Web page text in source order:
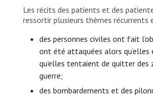
L’équipe du service des soins
du train médicalisé de MSF
dossier d’une des personnes
charge.
Andrii Ovod
Les récits des patients et des
ressortir plusieurs thèmes
des personnes civiles ont fait
ont été attaquées alors qu’elles
qu’elles tentaient de quitter des
guerre;
des bombardements et des